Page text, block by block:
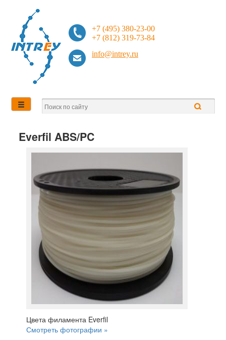
+7 (495) 380-23-00
+7 (812) 319-73-84
info@intrey.ru
Everfil ABS/PC
Цвета филамента Everfil
Смотреть фотографии »